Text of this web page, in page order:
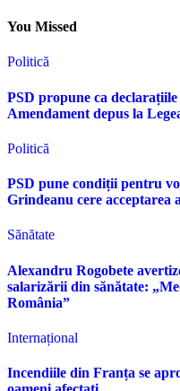
You Missed
Politică
PSD propune ca
Amendament depus la
Politică
PSD pune condiții pentru
Grindeanu cere acceptarea
Sănătate
Alexandru Rogobete
salarizării din sănătate:
România”
Internațional
Incendiile din Franța se